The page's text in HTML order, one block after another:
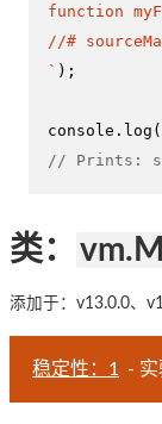
function
//#
` );
console . log
// Prints:
类：
添加于：v13.0.0、
稳定性：1 - 实